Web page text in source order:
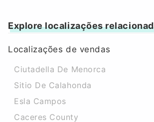
Explore localizações
Localizações de vendas
Ciutadella De Menorca
Sitio De Calahonda
Esla Campos
Caceres County